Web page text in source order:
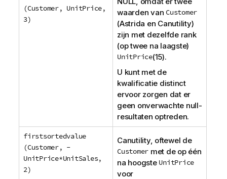
(Customer, UnitPrice,
3)
waarden van Customer
(Astrida en Canutility)
zijn met dezelfde rank
(op twee na laagste)
UnitPrice(15).
U kunt met de
kwalificatie distinct
ervoor zorgen dat er
geen onverwachte null-
resultaten optreden.
firstsortedvalue
(Customer, -
UnitPrice*UnitSales,
2)
Canutility, oftewel de
Customer met de op één
na hoogste UnitPrice
voor